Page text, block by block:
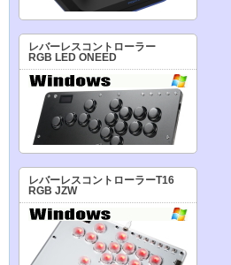
レバーレスコントローラー
RGB LED ONEED
レバーレスコントローラーT16
RGB JZW